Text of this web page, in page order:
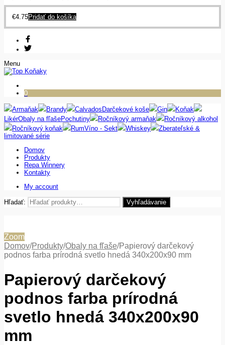
€4.75Pridať do košíka
Menu
0
Armaňak Brandy Calvados Darčekové koše Gin
Koňak
LikérObaly na fľašePochutiny Ročníkový armaňak
Ročníkový alkohol
Ročníkový koňak
RumVíno - Sekt Whiskey
Zberateľské &
limitované série
Domov
Produkty
Repa Winnery
Kontakty
My account
Hľadať: Vyhľadávanie
Zoom
Domov/Produkty/Obaly na fľaše/Papierový darčekový
podnos farba prírodná svetlo hnedá 340x200x90 mm
Papierový darčekový
podnos farba prírodná
svetlo hnedá 340x200x90
mm